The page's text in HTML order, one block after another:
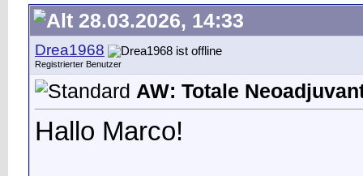
28.03.2026, 14:33
Drea1968
Registrierter Benutzer
AW: Totale
Hallo Marco!